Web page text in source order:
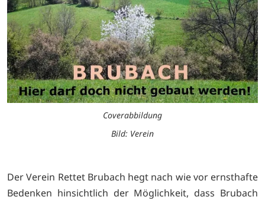
Coverabbildung
Bild: Verein
Der Verein Rettet Brubach hegt nach wie vor ernsthafte
Bedenken hinsichtlich der Möglichkeit, dass Brubach